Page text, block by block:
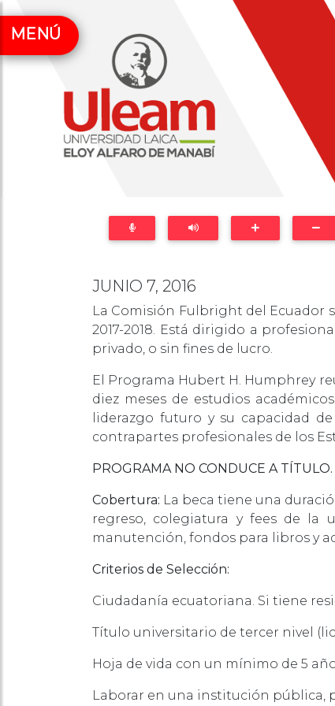
MENÚ
JUNIO 7, 2016
La Comisión Fulbright del Ecuador
2017-2018. Está dirigido a
privado, o sin fines de lucro.
El Programa Hubert H. Humphrey
diez meses de estudios
liderazgo futuro y su capacidad
contrapartes profesionales de los
PROGRAMA NO CONDUCE A TÍTULO.
Cobertura: La beca tiene una
regreso, colegiatura y fees de la
manutención, fondos para libros y
Criterios de Selección:
Ciudadanía ecuatoriana. Si tiene
Título universitario de tercer nivel
Hoja de vida con un mínimo de 5
Laborar en una institución pública,